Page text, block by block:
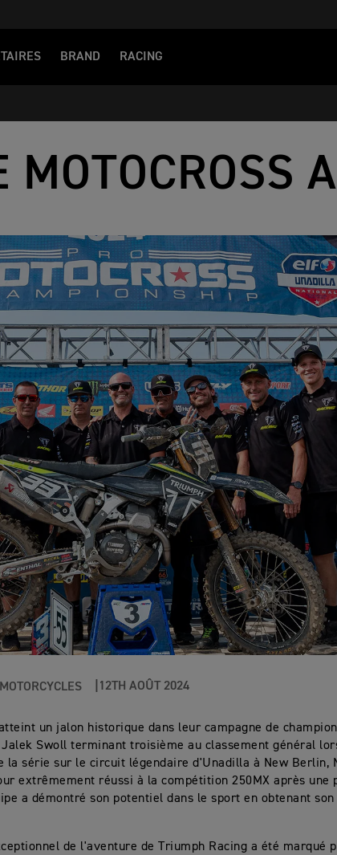
BRAND RACING
MOTOCROSS
12TH AOÛT 2024
un jalon historique dans leur campagne de
Jalek Swoll terminant troisième au classement général
la série sur le circuit légendaire d'Unadilla à New Berlin,
extrêmement réussi à la compétition 250MX après une
a démontré son potentiel dans le sport en obtenant
de l'aventure de Triumph Racing a été marqué